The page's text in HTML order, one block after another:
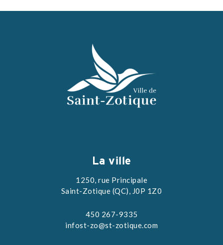
La ville
1250, rue Principale
Saint-Zotique (QC), J0P 1Z0
450 267-9335
infost-zo@st-zotique.com